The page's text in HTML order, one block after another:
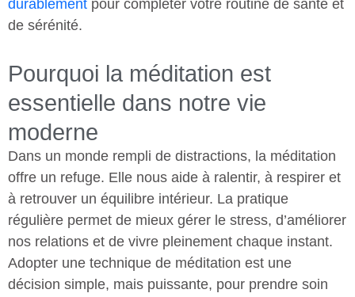
durablement pour compléter votre routine de santé et
de sérénité.
Pourquoi la méditation est
essentielle dans notre vie
moderne
Dans un monde rempli de distractions, la méditation
offre un refuge. Elle nous aide à ralentir, à respirer et
à retrouver un équilibre intérieur. La pratique
régulière permet de mieux gérer le stress, d’améliorer
nos relations et de vivre pleinement chaque instant.
Adopter une technique de méditation est une
décision simple, mais puissante, pour prendre soin